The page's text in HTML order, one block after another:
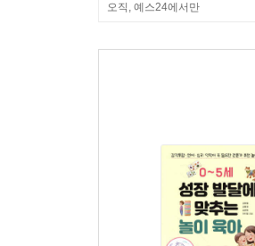
오직, 예스24에서만